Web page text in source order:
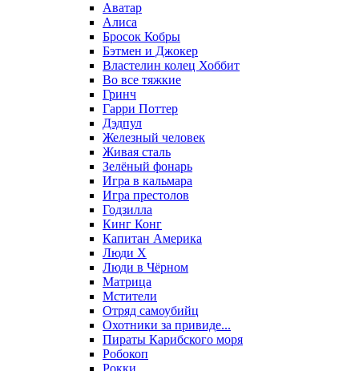
Аватар
Алиса
Бросок Кобры
Бэтмен и Джокер
Властелин колец Хоббит
Во все тяжкие
Гринч
Гарри Поттер
Дэдпул
Железный человек
Живая сталь
Зелёный фонарь
Игра в кальмара
Игра престолов
Годзилла
Кинг Конг
Капитан Америка
Люди X
Люди в Чёрном
Матрица
Мстители
Отряд самоубийц
Охотники за привиде...
Пираты Карибского моря
Робокоп